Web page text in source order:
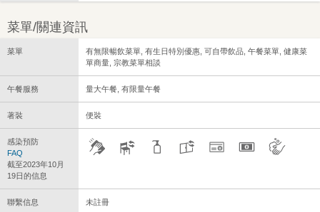
菜單/關連資訊
菜單
有無限暢飲菜單, 有生日特別優惠, 可自帶飲品, 午餐菜單, 健康菜
單商量, 宗教菜單相談
午餐服務 量大午餐, 有限量午餐
著裝 便裝
感染預防
FAQ
截至2023年10月
19日的信息
聯繫信息 未註冊